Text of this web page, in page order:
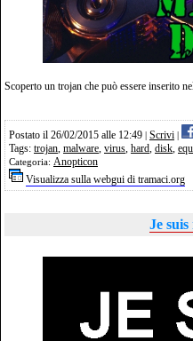
Scoperto un trojan che può essere inserito
Postato il 26/02/2015 alle 12:49 Scrivi
Tags: trojan, malware, virus, hard, disk,
Categoria: Anopticon
Visualizza sulla webgui di tramaci.org
Je suis